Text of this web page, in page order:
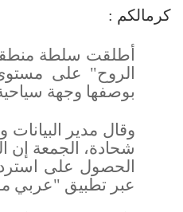
كرمالكم :
أطلقت سلطة منطقة
الروح" على
بوصفها وجهة
وقال مدير
عبر تطبيق "عربي